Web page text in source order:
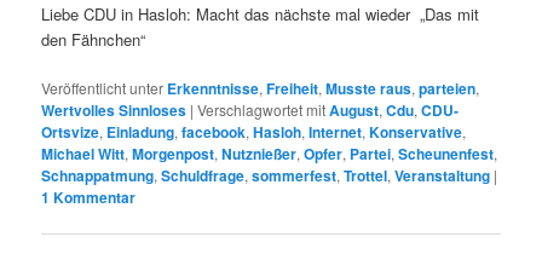
Liebe CDU in Hasloh: Macht das nächste mal wieder „Das mit
den Fähnchen“
Veröffentlicht unter Erkenntnisse,Freiheit,Musste raus,parteien,
Wertvolles Sinnloses |Verschlagwortet mitAugust,Cdu,CDU-
Ortsvize, Einladung,facebook,Hasloh,Internet,Konservative,
Michael Witt,Morgenpost,Nutznießer,Opfer, Partei,Scheunenfest,
Schnappatmung,Schuldfrage,sommerfest,Trottel,Veranstaltung |
1 Kommentar